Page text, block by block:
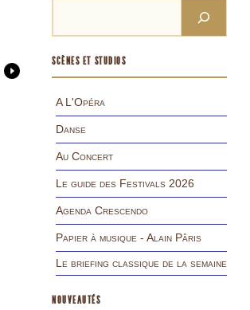
SCÈNES ET STUDIOS
A L'Opéra
Danse
Au Concert
Le guide des Festivals 2026
Agenda Crescendo
Papier à musique - Alain Pâris
Le briefing classique de la semaine
NOUVEAUTÉS